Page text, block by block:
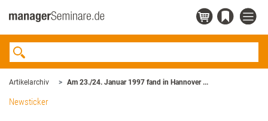
Artikelarchiv Am 23./24. Januar 1997 fand in Hannover ...
Newsticker